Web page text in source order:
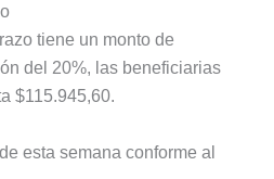
tiene un monto de
del 20%, las beneficiarias
$115.945,60.
esta semana conforme al